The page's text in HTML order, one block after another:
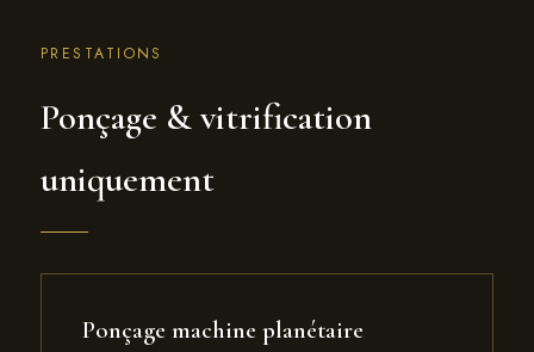
PRESTATIONS
Ponçage & vitrification
uniquement
Ponçage machine planétaire